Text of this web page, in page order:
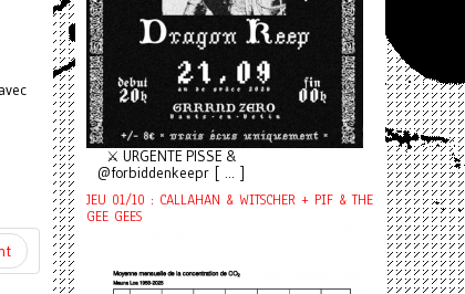
⚔️ URGENTE PISSE &
@forbiddenkeepr [ ... ]
JEU 01/10 : CALLAHAN & WITSCHER + PIF & THE
GEE GEES